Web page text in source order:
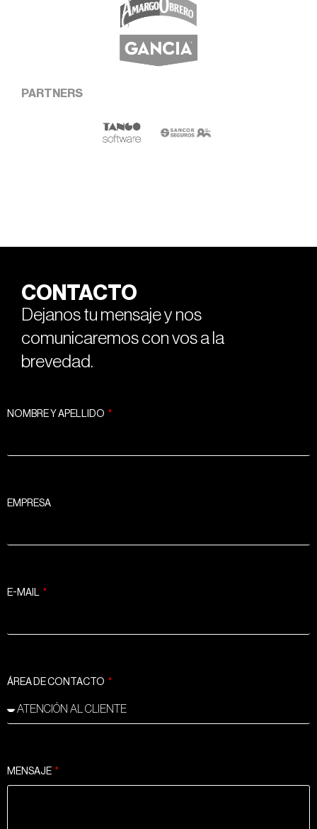
PARTNERS
CONTACTO
Dejanos tu mensaje y nos
comunicaremos con vos a la
brevedad.
NOMBRE Y APELLIDO
EMPRESA
E-MAIL
ÁREA DE CONTACTO
MENSAJE